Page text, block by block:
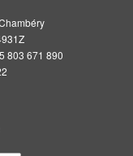
803 671 890